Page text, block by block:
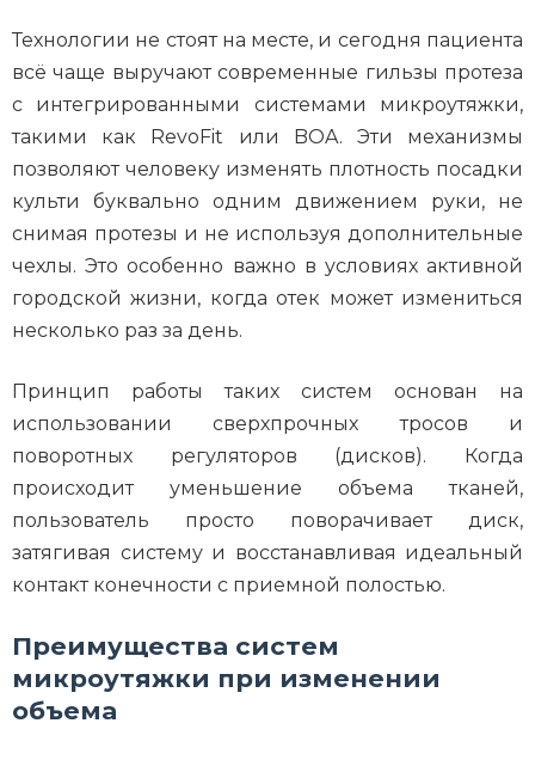
Технологии не стоят на месте, и сегодня пациента
всё чаще выручают современные гильзы протеза
с интегрированными системами микроутяжки,
такими как RevoFit или BOA. Эти механизмы
позволяют человеку изменять плотность посадки
культи буквально одним движением руки, не
снимая протезы и не используя дополнительные
чехлы. Это особенно важно в условиях активной
городской жизни, когда отек может измениться
несколько раз за день.
Принцип работы таких систем основан на
использовании сверхпрочных тросов и
поворотных регуляторов (дисков). Когда
происходит уменьшение объема тканей,
пользователь просто поворачивает диск,
затягивая систему и восстанавливая идеальный
контакт конечности с приемной полостью.
Преимущества систем
микроутяжки при изменении
объема